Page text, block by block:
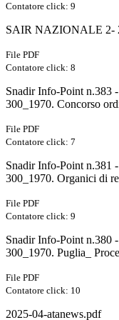
Contatore click: 9
SAIR NAZIONALE 2-
File PDF
Contatore click: 8
Snadir Info-Point n.383
300_1970. Concorso
File PDF
Contatore click: 7
Snadir Info-Point n.381
300_1970. Organici di
File PDF
Contatore click: 9
Snadir Info-Point n.380
300_1970. Puglia_
File PDF
Contatore click: 10
2025-04-atanews.pdf